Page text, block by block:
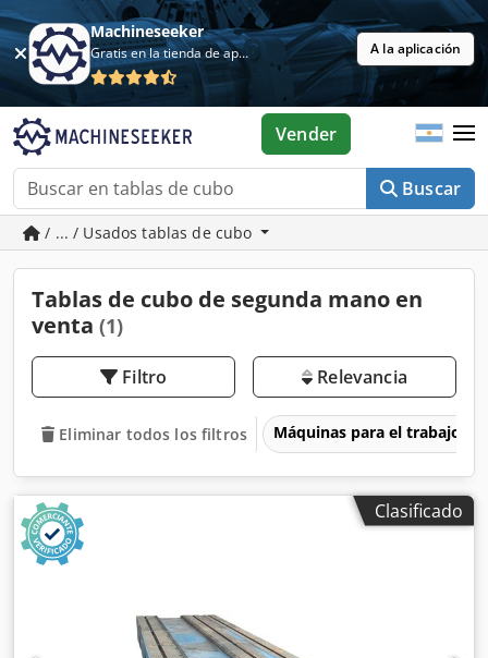
Machineseeker
Gratis en la tienda de aplicaciones A la aplicación
Buscar
Vender
/ ... / Usados tablas de cubo
Tablas de cubo de segunda mano en
venta (1)
Filtro Relevancia
Eliminar todos los filtros Máquinas para el trabajo
Clasificado